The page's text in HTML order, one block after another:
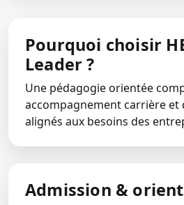
Pourquoi choisir
Leader ?
Une pédagogie orientée
accompagnement carrière et
alignés aux besoins des
Admission &